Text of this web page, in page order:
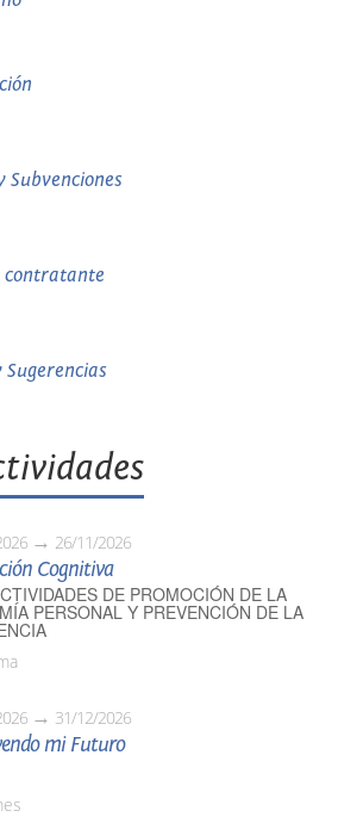
Subvenciones
contratante
Sugerencias
26/11/2026
Cognitiva
DE PROMOCIÓN DE LA
PERSONAL Y PREVENCIÓN DE LA
31/12/2026
mi Futuro